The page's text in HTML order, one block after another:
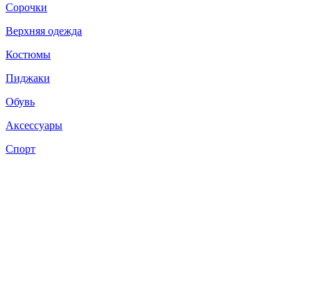
Сорочки
Верхняя одежда
Костюмы
Пиджаки
Обувь
Аксессуары
Спорт